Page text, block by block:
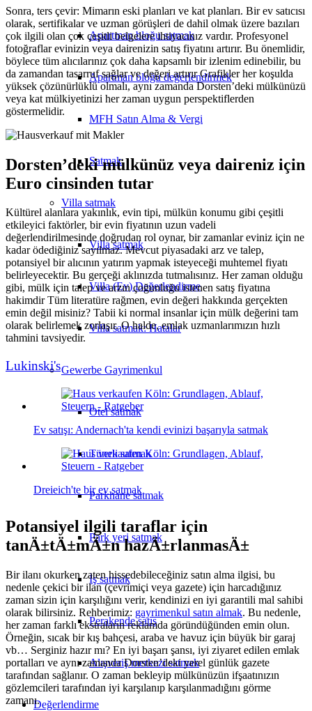
Apartman bloğu satmak
Apartman bloğu değerlendirmek
MFH Satın Alma & Vergi
Satmak
Villa satmak
Villa satmak
Villa (Ev) Değerlendirme
Villa satmak: Hatalar
Gewerbe Gayrimenkul
Otel satmak
Tüneli satmak
Parkhane satmak
Park yeri satmak
İş satmak
Perakende satış
Alışveriş merkezi satmak
Değerlendirme
Sonra, ters çevir: Mimarın eski planları ve kat planları. Bir ev satıcısı
olarak, sertifikalar ve uzman görüşleri de dahil olmak üzere bazıları
çok ilgili olan çok çeşitli belgelere ihtiyacınız vardır. Profesyonel
fotoğraflar evinizin veya dairenizin satış fiyatını artırır. Bu önemlidir,
böylece tüm alıcılarınız çok daha kapsamlı bir izlenim edinebilir, bu
da zamandan tasarruf sağlar ve değeri artırır Grafikler her koşulda
yüksek çözünürlüklü olmalı, aynı zamanda Dorsten’deki mülkünüzü
veya kat mülkiyetinizi her zaman uygun perspektiflerden
göstermelidir.
Dorsten’deki mülkünüz veya daireniz için
Euro cinsinden tutar
Kültürel alanlara yakınlık, evin tipi, mülkün konumu gibi çeşitli
etkileyici faktörler, bir evin fiyatının uzun vadeli
değerlendirilmesinde doğrudan rol oynar, bir zamanlar eviniz için ne
kadar ödediğiniz sayılmaz. Mevcut piyasadaki arz ve talep,
potansiyel bir alıcının yatırım yapmak isteyeceği muhtemel fiyatı
belirleyecektir. Bu gerçeği aklınızda tutmalısınız. Her zaman olduğu
gibi, mülk için talep ve arzın çoğunluğu istenen satış fiyatına
hakimdir Tüm literatüre rağmen, evin değeri hakkında gerçekten
emin değil misiniz? Tabii ki normal insanlar için mülk değerini tam
olarak belirlemek zorlaşır. O halde, emlak uzmanlarımızın hızlı
tahmini tavsiyedir.
Lukinski's
Ev satışı: Andernach'ta kendi evinizi başarıyla satmak
Dreieich'te bir ev satmak
Potansiyel ilgili taraflar için
tanÄ±tÄ±mÄ±n hazÄ±rlanmasÄ±
Bir ilanı okurken zaten hissedebileceğiniz satın alma ilgisi, bu
nedenle çekici bir ilan (çevrimiçi veya gazete) için harcadığınız
zaman sizin için karşılığını verir, kendinizi en iyi garantili mal sahibi
olarak bilirsiniz. Rehberimiz: gayrimenkul satın almak. Bu nedenle,
her zaman farklı ekstraların reklamda göründüğünden emin olun.
Örneğin, sıcak bir kış bahçesi, araba ve havuz için büyük bir garaj
vb… Serginiz hazır mı? En iyi başarı şansı, iyi ziyaret edilen emlak
portalları ve aynı zamanda Dorsten’deki yerel günlük gazete
tarafından sağlanır. O zaman bekleyip mülkünüzün ifşaatınızın
gözlemcileri tarafından iyi karşılanıp karşılanmadığını görme
zamanı.